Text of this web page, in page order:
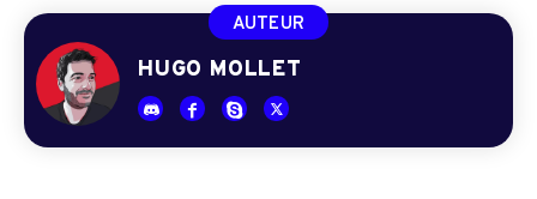
AUTEUR
HUGO MOLLET